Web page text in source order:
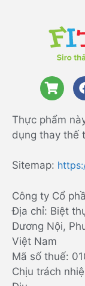
Thực phẩm
dụng thay thế
Sitemap:
Công ty Cổ
Địa chỉ: Biệt
Dương Nội,
Việt Nam
Mã số thuế:
Chịu trách